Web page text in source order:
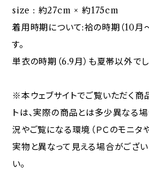
size : 約27cm × 約175cm
着用時期について:袷の時期（10月
す。
単衣の時期（6.9月）も夏帯以外で
※本ウェブサイトでご覧いただく商
トは、実際の商品とは多少異なる
況やご覧になる環境（ＰＣのモニタ
実物と異なって見える場合がござい
い。